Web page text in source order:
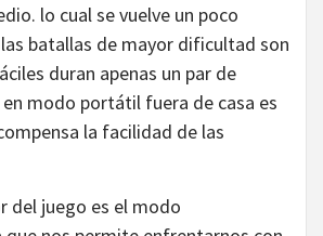
lo cual se vuelve un poco
batallas de mayor dificultad son
duran apenas un par de
modo portátil fuera de casa es
la facilidad de las
del juego es el modo